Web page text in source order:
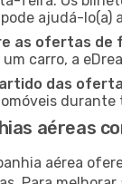
ajudá-lo(a)
as ofertas de
um carro, a
das
durante
aéreas
aérea